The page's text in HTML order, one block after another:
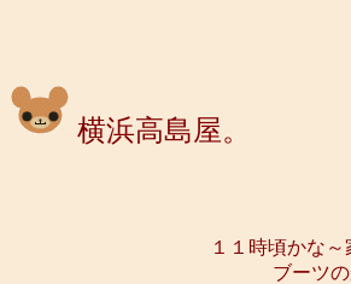
横浜高島屋。
１１時頃かな
ブーツ